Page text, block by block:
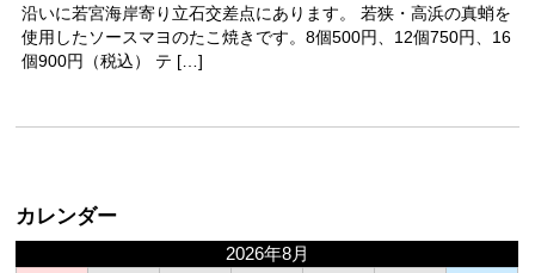
沿いに若宮海岸寄り立石交差点にあります。 若狭・高浜の真蛸を
使用したソースマヨのたこ焼きです。8個500円、12個750円、16
個900円（税込） テ […]
カレンダー
2026年8月